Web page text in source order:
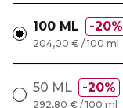
100 ML 20%
204,00 € / 100 ml
50 ML 20%
292,80 € / 100 ml